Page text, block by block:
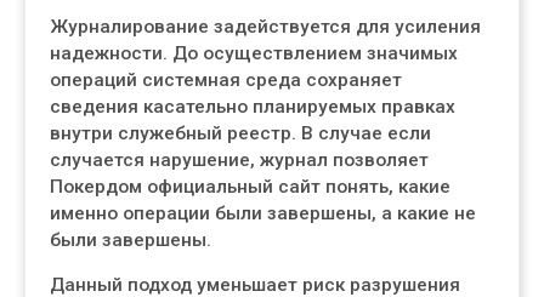
Журналирование задействуется для усиления
надежности. До осуществлением значимых
операций системная среда сохраняет
сведения касательно планируемых правках
внутри служебный реестр. В случае если
случается нарушение, журнал позволяет
Покердом официальный сайт понять, какие
именно операции были завершены, а какие не
были завершены.
Данный подход уменьшает риск разрушения